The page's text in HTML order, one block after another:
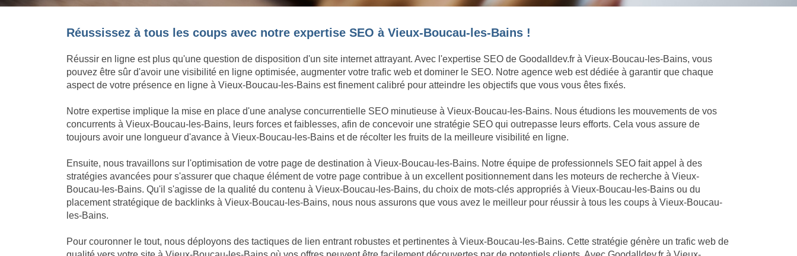
Réussissez à tous les coups avec notre expertise SEO à Vieux-Boucau-les-Bains !
Réussir en ligne est plus qu'une question de disposition d'un site internet attrayant. Avec l'expertise SEO de Goodalldev.fr à Vieux-Boucau-les-Bains, vous
pouvez être sûr d'avoir une visibilité en ligne optimisée, augmenter votre trafic web et dominer le SEO. Notre agence web est dédiée à garantir que chaque
aspect de votre présence en ligne à Vieux-Boucau-les-Bains est finement calibré pour atteindre les objectifs que vous vous êtes fixés.
Notre expertise implique la mise en place d'une analyse concurrentielle SEO minutieuse à Vieux-Boucau-les-Bains. Nous étudions les mouvements de vos
concurrents à Vieux-Boucau-les-Bains, leurs forces et faiblesses, afin de concevoir une stratégie SEO qui outrepasse leurs efforts. Cela vous assure de
toujours avoir une longueur d'avance à Vieux-Boucau-les-Bains et de récolter les fruits de la meilleure visibilité en ligne.
Ensuite, nous travaillons sur l'optimisation de votre page de destination à Vieux-Boucau-les-Bains. Notre équipe de professionnels SEO fait appel à des
stratégies avancées pour s'assurer que chaque élément de votre page contribue à un excellent positionnement dans les moteurs de recherche à Vieux-
Boucau-les-Bains. Qu'il s'agisse de la qualité du contenu à Vieux-Boucau-les-Bains, du choix de mots-clés appropriés à Vieux-Boucau-les-Bains ou du
placement stratégique de backlinks à Vieux-Boucau-les-Bains, nous nous assurons que vous avez le meilleur pour réussir à tous les coups à Vieux-Boucau-
les-Bains.
Pour couronner le tout, nous déployons des tactiques de lien entrant robustes et pertinentes à Vieux-Boucau-les-Bains. Cette stratégie génère un trafic web de